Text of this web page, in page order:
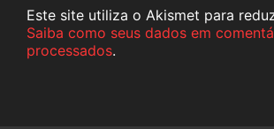
Este site utiliza o Akismet para
Saiba como seus dados em
processados.